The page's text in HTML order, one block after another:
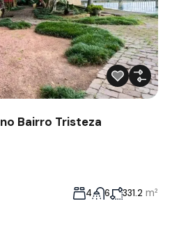
Bairro Tristeza
4 6 331.2 m²